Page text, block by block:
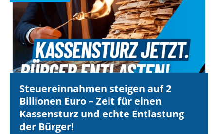
Steuereinnahmen steigen auf 2
Billionen Euro – Zeit für einen
Kassensturz und echte Entlastung
der Bürger!